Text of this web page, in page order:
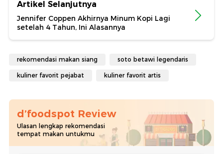
Artikel Selanjutnya
Jennifer Coppen Akhirnya Minum Kopi Lagi
setelah 4 Tahun, Ini Alasannya
rekomendasi makan siang soto betawi legendaris
kuliner favorit pejabat kuliner favorit artis
d’foodspot Review
Ulasan lengkap rekomendasi
tempat makan untukmu